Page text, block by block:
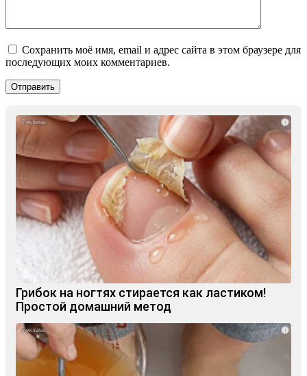
Сохранить моё имя, email и адрес сайта в этом браузере для
последующих моих комментариев.
i
Грибок на ногтях стирается как ластиком!
Простой домашний метод
i